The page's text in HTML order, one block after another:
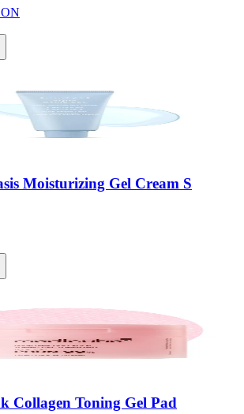
Moisturizing Gel Cream S
Collagen Toning Gel Pad